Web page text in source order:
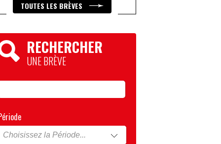
TOUTES LES BRÈVES
RECHERCHER
UNE BRÈVE